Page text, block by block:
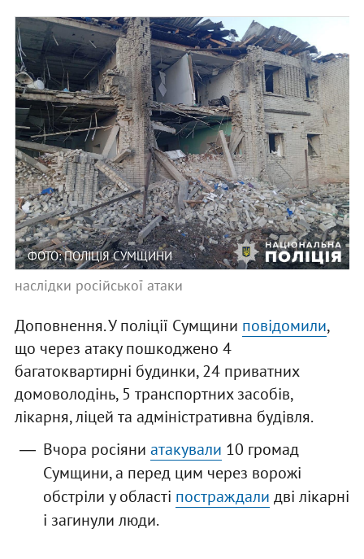
ФОТО: ПОЛІЦІЯ СУМЩИНИ
наслідки російської атаки
Доповнення. У поліції Сумщини повідомили,
що через атаку пошкоджено 4
багатоквартирні будинки, 24 приватних
домоволодінь, 5 транспортних засобів,
лікарня, ліцей та адміністративна будівля.
Вчора росіяни атакували 10 громад
Сумщини, а перед цим через ворожі
обстріли у області постраждали дві лікарні
і загинули люди.